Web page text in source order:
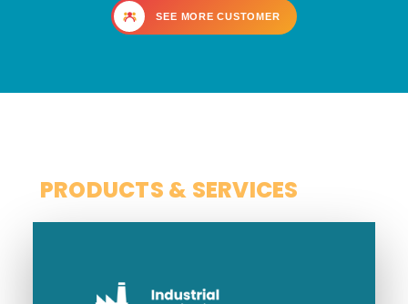
SEE MORE CUSTOMER
PRODUCTS & SERVICES